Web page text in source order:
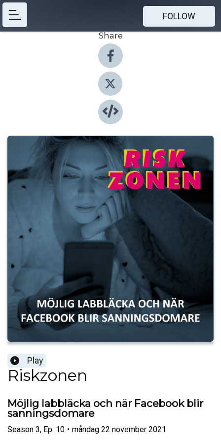
FOLLOW
Share
Play
Riskzonen
Möjlig labbläcka och när Facebook blir
sanningsdomare
Season 3, Ep. 10 • måndag 22 november 2021